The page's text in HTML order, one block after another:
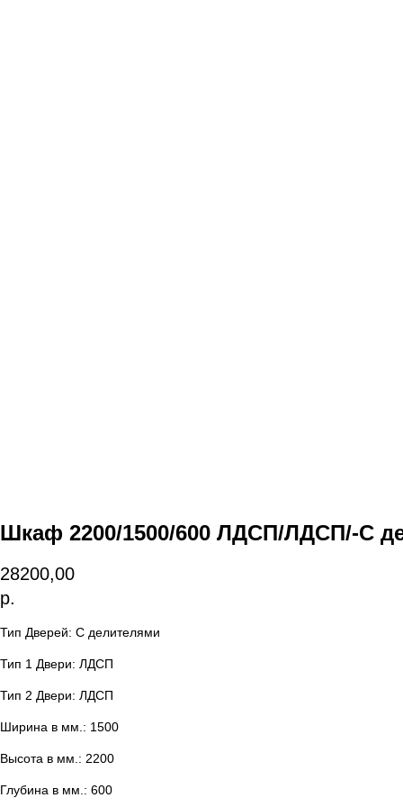
Шкаф 2200/1500/600 ЛДСП/ЛДСП/-С
28200,00
р.
Тип Дверей: С делителями
Тип 1 Двери: ЛДСП
Тип 2 Двери: ЛДСП
Ширина в мм.: 1500
Высота в мм.: 2200
Глубина в мм.: 600